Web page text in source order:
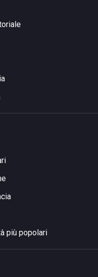
più popolari